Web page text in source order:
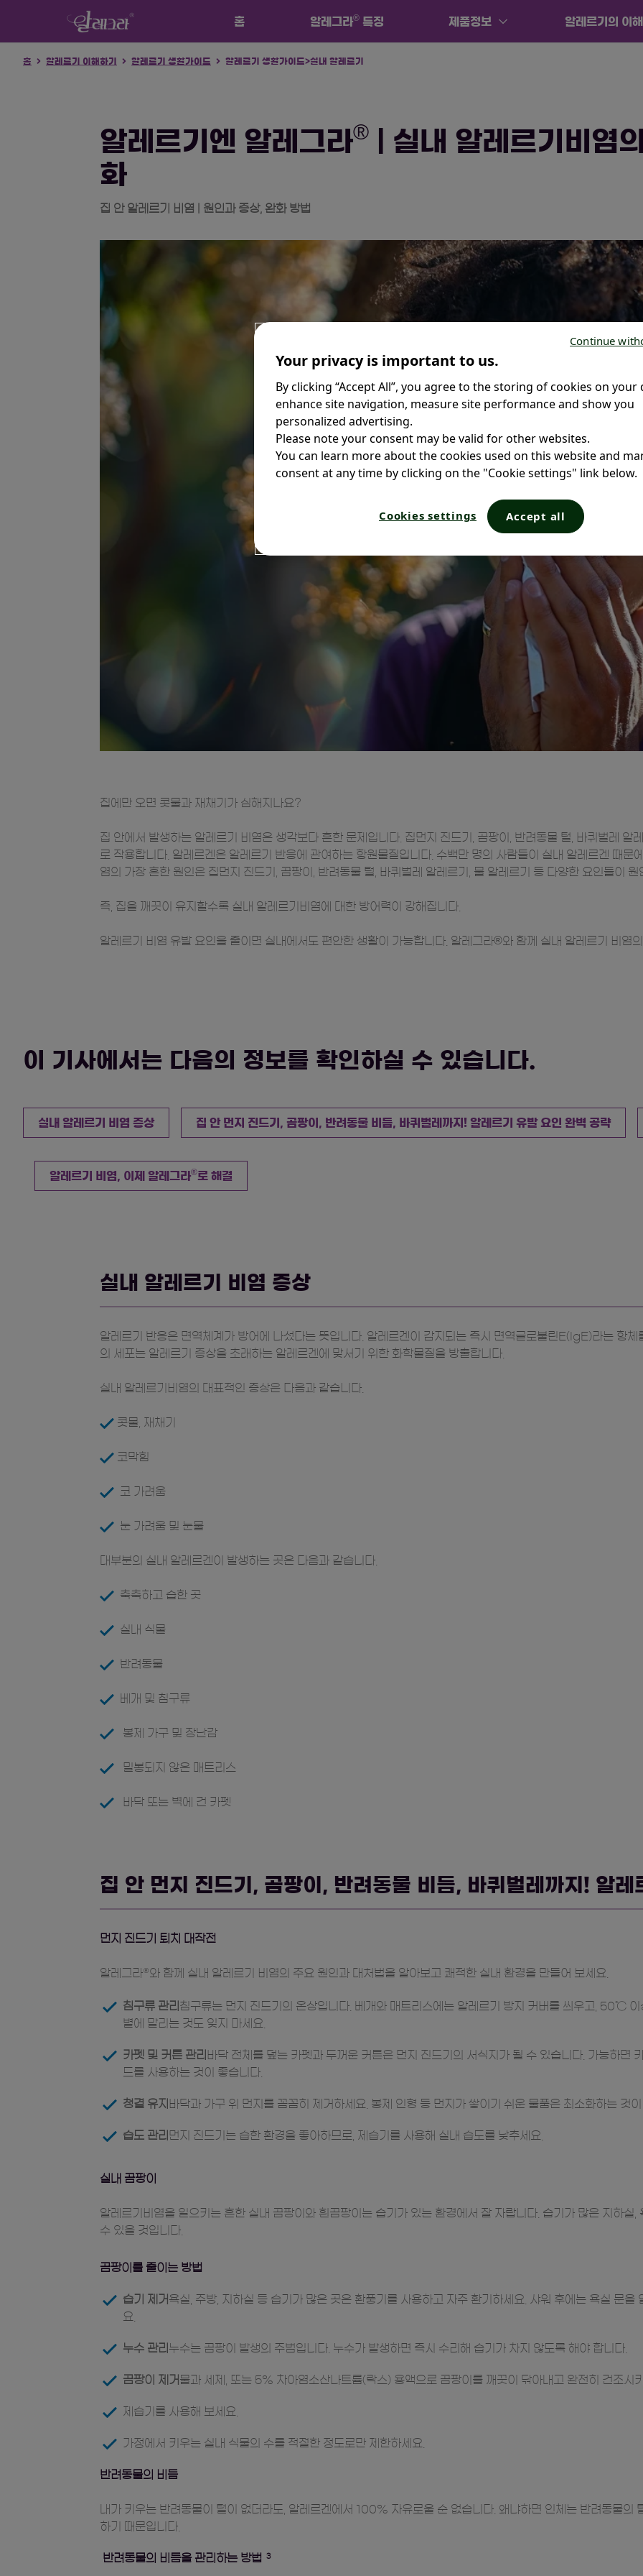
홈 알레그라®특징 제품정보 알레르기의 이해
홈 알레르기 이해하기 알레르기 생활가이드 알레르기 생활가이드>실내 알레르기
알레르기엔 알레그라®| 실내 알레르기비염
화
집 안 알레르기 비염 | 원인과 증상, 완화 방법
집에만 오면 콧물과 재채기가 심해지나요?
집 안에서 발생하는 알레르기 비염은 생각보다 흔한 문제입니다. 집먼지 진드기, 곰팡이, 반려동물 털, 바퀴벌레 알
로 작용합니다. 알레르겐은 알레르기 반응에 관여하는 항원물질입니다. 수백만 명의 사람들이 실내 알레르겐 때문
염의 가장 흔한 원인은 집먼지 진드기, 곰팡이, 반려동물 털, 바퀴벌레 알레르기, 물 알레르기 등 다양한 요인들이 원
즉, 집을 깨끗이 유지할수록 실내 알레르기비염에 대한 방어력이 강해집니다.
알레르기 비염 유발 요인을 줄이면 실내에서도 편안한 생활이 가능합니다. 알레그라®와 함께 실내 알레르기 비염
이 기사에서는 다음의 정보를 확인하실 수 있습니다.
실내 알레르기 비염 증상 집 안 먼지 진드기, 곰팡이, 반려동물 비듬, 바퀴벌레까지! 알레르기 유발 요인 완벽 공략
알레르기 비염, 이제 알레그라®로 해결
실내 알레르기 비염 증상
알레르기 반응은 면역체계가 방어에 나섰다는 뜻입니다. 알레르겐이 감지되는 즉시 면역글로불린E(IgE)라는 항
의 세포는 알레르기 증상을 초래하는 알레르겐에 맞서기 위한 화학물질을 방출합니다.
실내 알레르기비염의 대표적인 증상은 다음과 같습니다.
콧물, 재채기
코막힘
코 가려움
눈 가려움 및 눈물
대부분의 실내 알레르겐이 발생하는 곳은 다음과 같습니다.
축축하고 습한 곳
실내 식물
반려동물
베개 및 침구류
봉제 가구 및 장난감
밀봉되지 않은 매트리스
바닥 또는 벽에 건 카펫
집 안 먼지 진드기, 곰팡이, 반려동물 비듬, 바퀴벌레까지! 알레
먼지 진드기 퇴치 대작전
알레그라® 와 함께 실내 알레르기 비염의 주요 원인과 대처법을 알아보고 쾌적한 실내 환경을 만들어 보세요.
침구류 관리 침구류는 먼지 진드기의 온상입니다. 베개와 매트리스에는 알레르기 방지 커버를 씌우고, 50℃
볕에 말리는 것도 잊지 마세요.
카펫 및 커튼 관리 바닥 전체를 덮는 카펫과 두꺼운 커튼은 먼지 진드기의 서식지가 될 수 있습니다. 가능하면
드를 사용하는 것이 좋습니다.
청결 유지 바닥과 가구 위 먼지를 꼼꼼히 제거하세요. 봉제 인형 등 먼지가 쌓이기 쉬운 물품은 최소화하는 것이
습도 관리 먼지 진드기는 습한 환경을 좋아하므로, 제습기를 사용해 실내 습도를 낮추세요.
실내 곰팡이
알레르기비염을 일으키는 흔한 실내 곰팡이와 흰곰팡이는 습기가 있는 환경에서 잘 자랍니다. 습기가 많은 지하실
수 있을 것입니다.
곰팡이를 줄이는 방법
습기 제거욕실, 주방, 지하실 등 습기가 많은 곳은 환풍기를 사용하고 자주 환기하세요. 샤워 후에는 욕실 문을
요.
누수 관리 누수는 곰팡이 발생의 주범입니다. 누수가 발생하면 즉시 수리해 습기가 차지 않도록 해야 합니다.
곰팡이 제거물과 세제, 또는 5% 차아염소산나트륨(락스) 용액으로 곰팡이를 깨끗이 닦아내고 완전히 건조시
제습기를 사용해 보세요.
가정에서 키우는 실내 식물의 수를 적절한 정도로만 제한하세요.
반려동물의 비듬
내가 키우는 반려동물이 털이 없더라도, 알레르겐에서 100% 자유로울 순 없습니다. 왜냐하면 인체는 반려동물의
하기 때문입니다.
반려동물의 비듬을 관리하는 방법 3
Your privacy is important to us.
By clicking “Accept All”, you agree to the storing of cookies on your
enhance site navigation, measure site performance and show you
personalized advertising.
Please note your consent may be valid for other websites.
You can learn more about the cookies used on this website and
consent at any time by clicking on the "Cookie settings" link below.
Cookies settings Accept all
Continue